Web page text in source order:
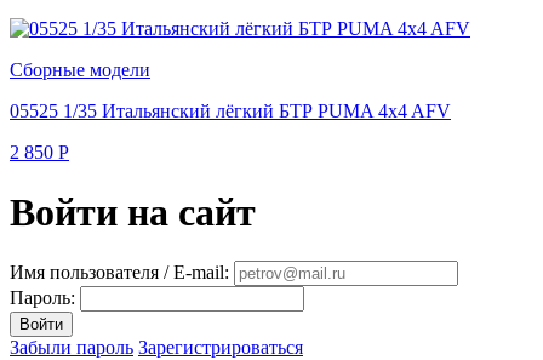
Сборные модели
05525 1/35 Итальянский лёгкий БТР PUMA 4x4 AFV
2 850 Р
Войти на сайт
Имя пользователя / E-mail:
Пароль:
Войти
Забыли пароль Зарегистрироваться